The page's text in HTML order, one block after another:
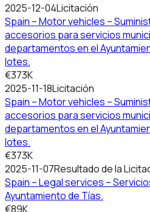
2025-12-04Licitación
Spain – Motor vehicles –
accesorios para servicios
departamentos en el
lotes.
€373K
2025-11-18Licitación
Spain – Motor vehicles –
accesorios para servicios
departamentos en el
lotes.
€373K
2025-11-07Resultado de la
Spain – Legal services –
Ayuntamiento de Tías.
€89K